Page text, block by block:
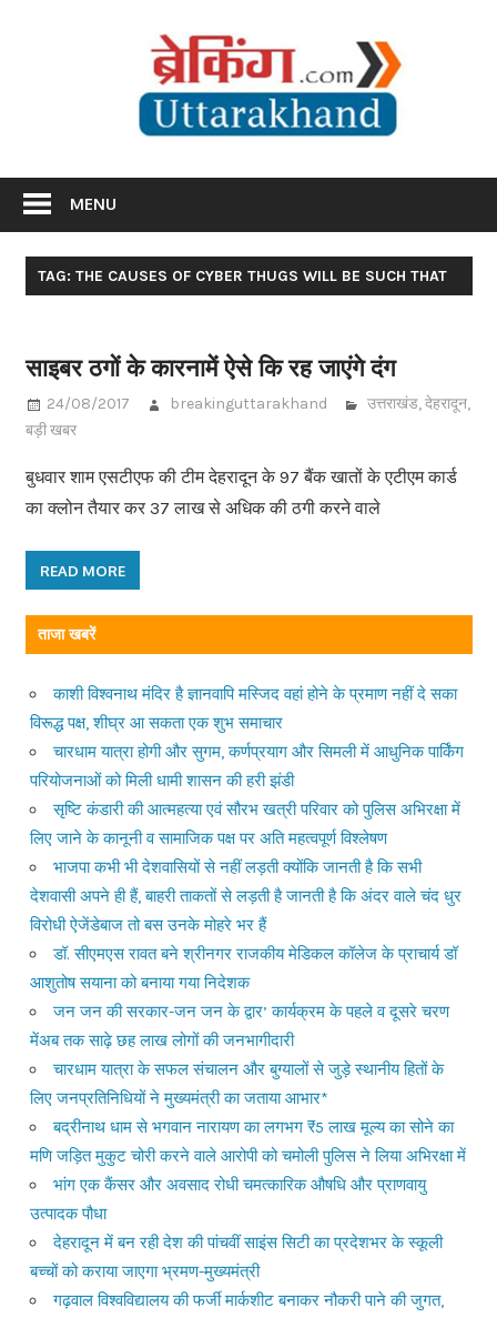
MENU
TAG: THE CAUSES OF CYBER THUGS WILL BE SUCH THAT
साइबर ठगों के कारनामें ऐसे कि रह जाएंगे दंग
24/08/2017 breakinguttarakhand उत्तराखंड,देहरादून,
बड़ी खबर
बुधवार शाम एसटीएफ की टीम देहरादून के 97 बैंक खातों के एटीएम कार्ड
का क्लोन तैयार कर 37 लाख से अधिक की ठगी करने वाले
READ MORE
ताजा खबरें
काशी विश्वनाथ मंदिर है ज्ञानवापि मस्जिद वहां होने के प्रमाण नहीं दे सका
विरूद्ध पक्ष, शीघ्र आ सकता एक शुभ समाचार
चारधाम यात्रा होगी और सुगम, कर्णप्रयाग और सिमली में आधुनिक पार्किंग
परियोजनाओं को मिली धामी शासन की हरी झंडी
सृष्टि कंडारी की आत्महत्या एवं सौरभ खत्री परिवार को पुलिस अभिरक्षा में
लिए जाने के कानूनी व सामाजिक पक्ष पर अति महत्वपूर्ण विश्लेषण
भाजपा कभी भी देशवासियों से नहीं लड़ती क्योंकि जानती है कि सभी
देशवासी अपने ही हैं, बाहरी ताकतों से लड़ती है जानती है कि अंदर वाले चंद धुर
विरोधी ऐजेंडेबाज तो बस उनके मोहरे भर हैं
डॉ. सीएमएस रावत बने श्रीनगर राजकीय मेडिकल कॉलेज के प्राचार्य डॉ
आशुतोष सयाना को बनाया गया निदेशक
जन जन की सरकार-जन जन के द्वार’ कार्यक्रम के पहले व दूसरे चरण
मेंअब तक साढ़े छह लाख लोगों की जनभागीदारी
चारधाम यात्रा के सफल संचालन और बुग्यालों से जुड़े स्थानीय हितों के
लिए जनप्रतिनिधियों ने मुख्यमंत्री का जताया आभार*
बद्रीनाथ धाम से भगवान नारायण का लगभग ₹5 लाख मूल्य का सोने का
मणि जड़ित मुकुट चोरी करने वाले आरोपी को चमोली पुलिस ने लिया अभिरक्षा में
भांग एक कैंसर और अवसाद रोधी चमत्कारिक औषधि और प्राणवायु
उत्पादक पौधा
देहरादून में बन रही देश की पांचवीं साइंस सिटी का प्रदेशभर के स्कूली
बच्चों को कराया जाएगा भ्रमण-मुख्यमंत्री
गढ़वाल विश्वविद्यालय की फर्जी मार्कशीट बनाकर नौकरी पाने की जुगत,